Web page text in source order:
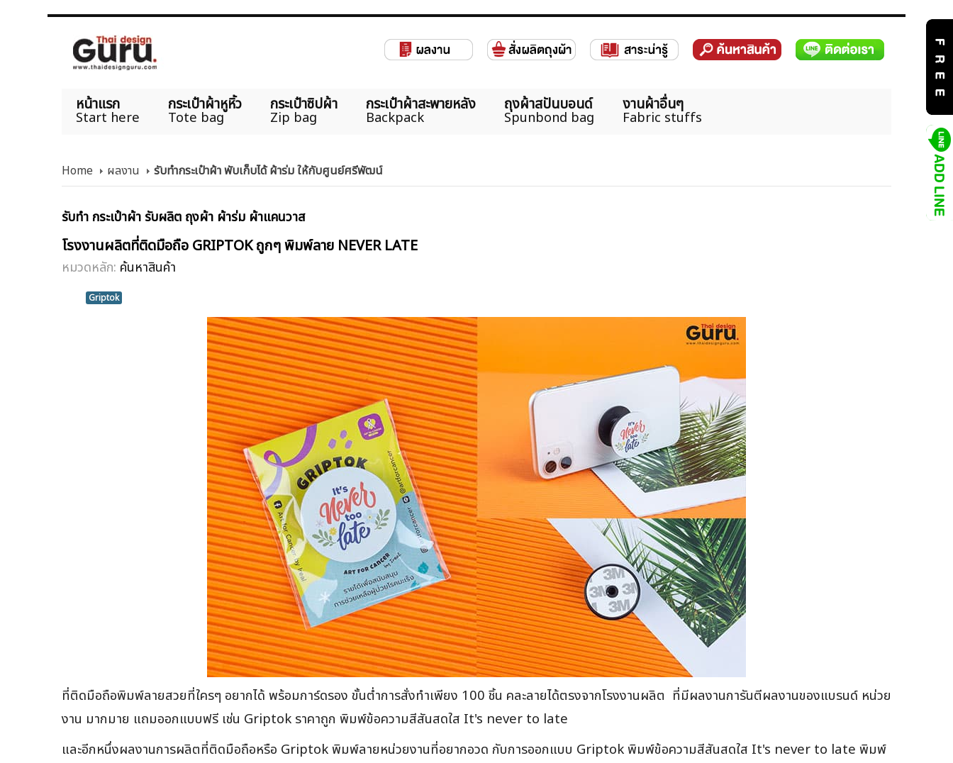
หน้าแรก
Start here
กระเป๋าผ้าหูหิ้ว
Tote bag
กระเป๋าซิปผ้า
Zip bag
กระเป๋าผ้าสะพายหลัง
Backpack
ถุงผ้าสปันบอนด์
Spunbond bag
งานผ้าอื่นๆ
Fabric stuffs
Home ผลงาน รับทำกระเป๋าผ้า พับเก็บได้ ผ้าร่ม ให้กับศูนย์ศรีพัฒน์
รับทำ กระเป๋าผ้า รับผลิต ถุงผ้า ผ้าร่ม ผ้าแคนวาส
โรงงานผลิตที่ติดมือถือ GRIPTOK ถูกๆ พิมพ์ลาย NEVER LATE
หมวดหลัก: ค้นหาสินค้า
Griptok
ที่ติดมือถือพิมพ์ลายสวยที่ใครๆ อยากได้ พร้อมการ์ดรอง ขั้นต่ำการสั่งทำเพียง 100 ชิ้น คละลายได้ตรงจากโรงงานผลิต ที่มีผลงานการันตีผลงานของแบรนด์ หน่วย
งาน มากมาย แถมออกแบบฟรี เช่น Griptok ราคาถูก พิมพ์ข้อความสีสันสดใส It's never to late
และอีกหนึ่งผลงานการผลิตที่ติดมือถือหรือ Griptok พิมพ์ลายหน่วยงานที่อยากอวด กับการออกแบบ Griptok พิมพ์ข้อความสีสันสดใส It's never to late พิมพ์